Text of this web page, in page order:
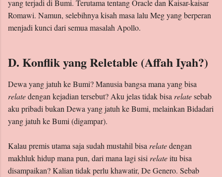
yang terjadi di Bumi. Terutama tentang Oracle dan Kaisar-kaisar
Romawi. Namun, selebihnya kisah masa lalu Meg yang berperan
menjadi kunci dari semua masalah Apollo.
D. Konflik yang Reletable (Affah Iyah?)
Dewa yang jatuh ke Bumi? Manusia bangsa mana yang bisa
relatedengan kejadian tersebut? Aku jelas tidak bisarelatesebab
aku pribadi bukan Dewa yang jatuh ke Bumi, melainkan Bidadari
yang jatuh ke Bumi (digampar).
Kalau premis utama saja sudah mustahil bisarelatedengan
makhluk hidup mana pun, dari mana lagi sisirelateitu bisa
disampaikan? Kalian tidak perlu khawatir, De Genero. Sebab